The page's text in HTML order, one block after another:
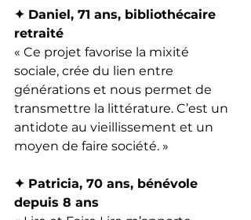
✦ Daniel, 71 ans, bibliothécaire
retraité
« Ce projet favorise la mixité
sociale, crée du lien entre
générations et nous permet de
transmettre la littérature. C’est un
antidote au vieillissement et un
moyen de faire société. »
✦ Patricia, 70 ans, bénévole
depuis 8 ans